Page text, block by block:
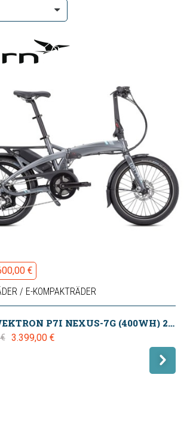
€
/ E-KOMPAKTRÄDER
TERN VEKTRON P7I NEXUS-7G (400WH) 2024
3.399,00 €